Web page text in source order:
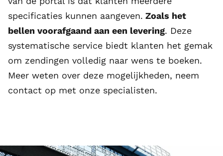
specificaties kunnen aangeven. Zoals het
bellen voorafgaand aan een levering. Deze
systematische service biedt klanten het gemak
om zendingen volledig naar wens te boeken.
Meer weten over deze mogelijkheden, neem
contact op met onze specialisten.